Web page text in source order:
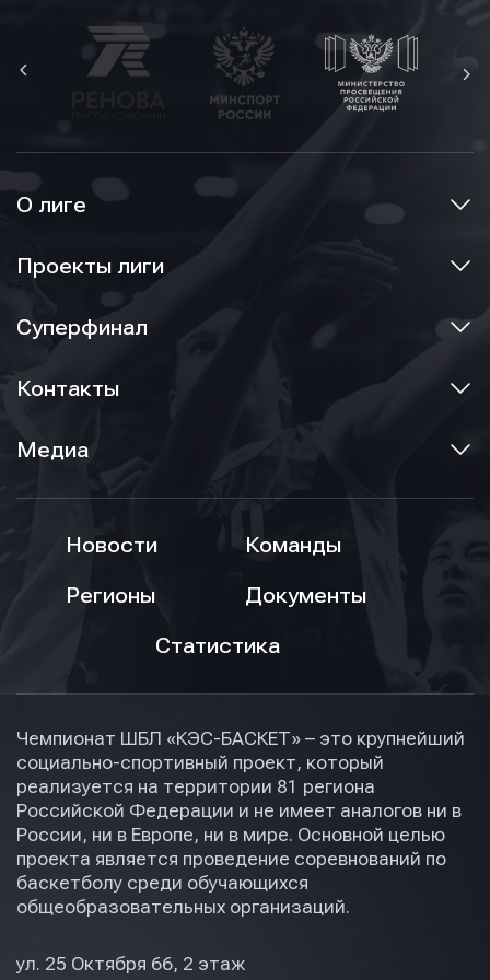
О лиге
Проекты лиги
Суперфинал
Контакты
Медиа
Новости
Команды
Регионы
Документы
Статистика
Чемпионат ШБЛ «КЭС-БАСКЕТ» – это крупнейший
социально-спортивный проект, который
реализуется на территории 81 региона
Российской Федерации и не имеет аналогов ни в
России, ни в Европе, ни в мире. Основной целью
проекта является проведение соревнований по
баскетболу среди обучающихся
общеобразовательных организаций.
ул. 25 Октября 66, 2 этаж